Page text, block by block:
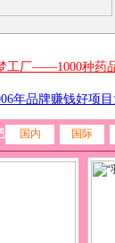
国内 国际